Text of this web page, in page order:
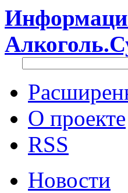
О проекте
RSS
Новости